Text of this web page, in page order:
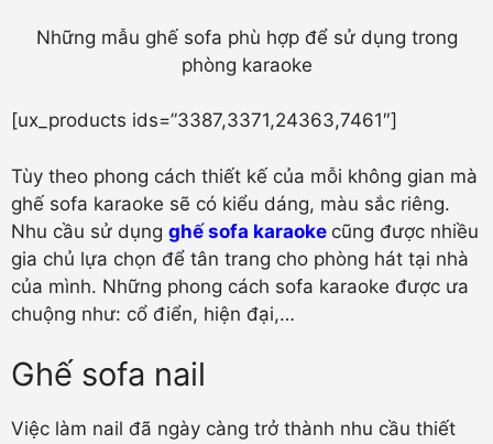
Những mẫu ghế sofa phù hợp để sử dụng trong
phòng karaoke
[ux_products ids=”3387,3371,24363,7461″]
Tùy theo phong cách thiết kế của mỗi không gian mà
ghế sofa karaoke sẽ có kiểu dáng, màu sắc riêng.
Nhu cầu sử dụng ghế sofa karaoke cũng được nhiều
gia chủ lựa chọn để tân trang cho phòng hát tại nhà
của mình. Những phong cách sofa karaoke được ưa
chuộng như: cổ điển, hiện đại,…
Ghế sofa nail
Việc làm nail đã ngày càng trở thành nhu cầu thiết